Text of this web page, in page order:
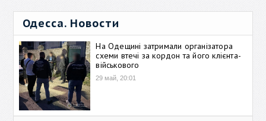
Одесса. Новости
На Одещині затримали організатора
схеми втечі за кордон та його клієнта-
військового
29 май, 20:01